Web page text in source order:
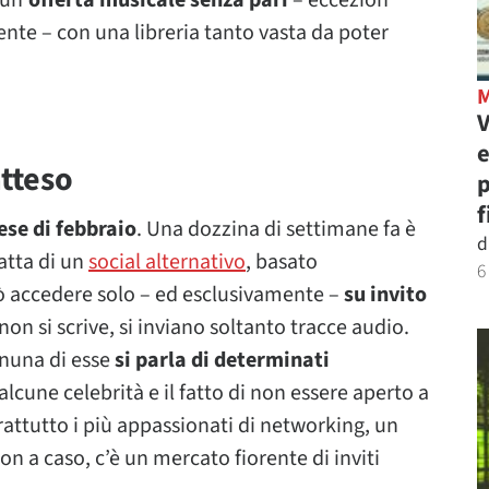
– con una libreria tanto vasta da poter
di febbraio. Una dozzina di settimane fa è
di unsocial alternativo, basato
solo – ed esclusivamente –su invito
si scrive, si inviano soltanto tracce audio.
di essesi parla di determinati
celebrità e il fatto di non essere aperto a
i più appassionati di networking, un
a caso, c’è un mercato fiorente di inviti